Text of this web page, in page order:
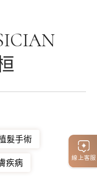
線上客服
髮手術
疾病